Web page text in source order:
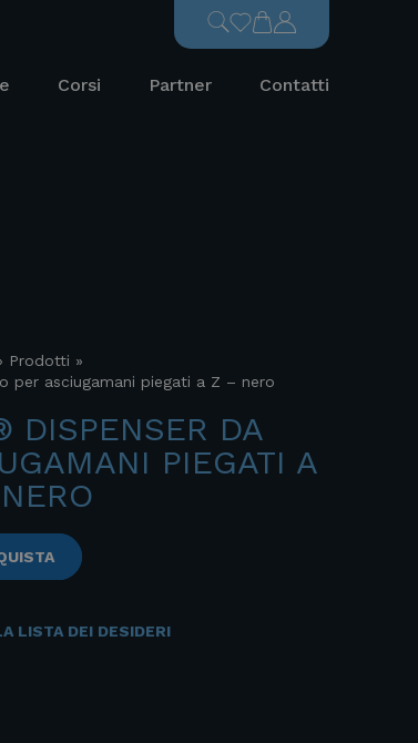
Corsi Partner Contatti
Prodotti »
per asciugamani piegati a Z – nero
DISPENSER DA
PIEGATI A
LISTA DEI DESIDERI